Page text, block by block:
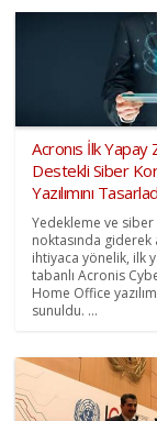
Acronıs İlk Yapay
Destekli Siber
Yazılımını
Yedekleme ve
noktasında giderek
ihtiyaca yönelik, ilk
tabanlı Acronis
Home Office
sunuldu. ...